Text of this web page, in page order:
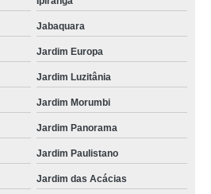
Jabaquara
Jardim Europa
Jardim Luzitânia
Jardim Morumbi
Jardim Panorama
Jardim Paulistano
Jardim das Acácias